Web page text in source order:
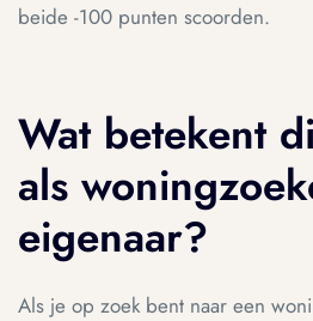
beide -100 punten scoorden.
Wat betekent
als
eigenaar?
Als je op zoek bent naar een